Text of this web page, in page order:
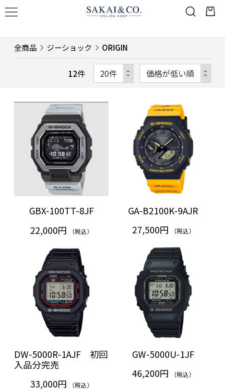
全商品 ジーショック ORIGIN
12件
GBX-100TT-8JF
22,000円
（税込）
GA-B2100K-9AJR
27,500円
（税込）
DW-5000R-1AJF 初回
入品分完売
33,000円
（税込）
GW-5000U-1JF
46,200円
（税込）